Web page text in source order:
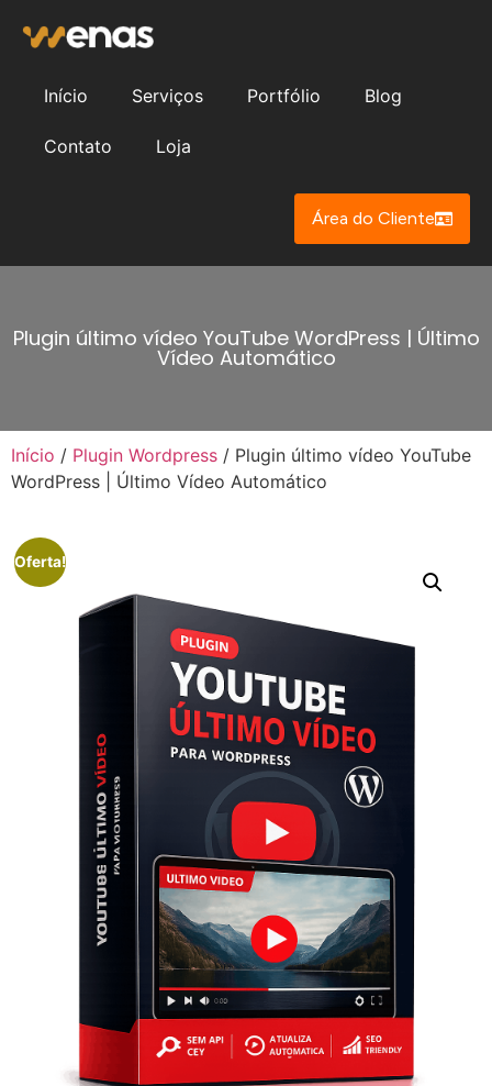
Início Serviços Portfólio Blog
Contato Loja
Área do Cliente
Plugin último vídeo YouTube WordPress | Último
Vídeo Automático
Início / Plugin Wordpress / Plugin último vídeo YouTube
WordPress | Último Vídeo Automático
Oferta!